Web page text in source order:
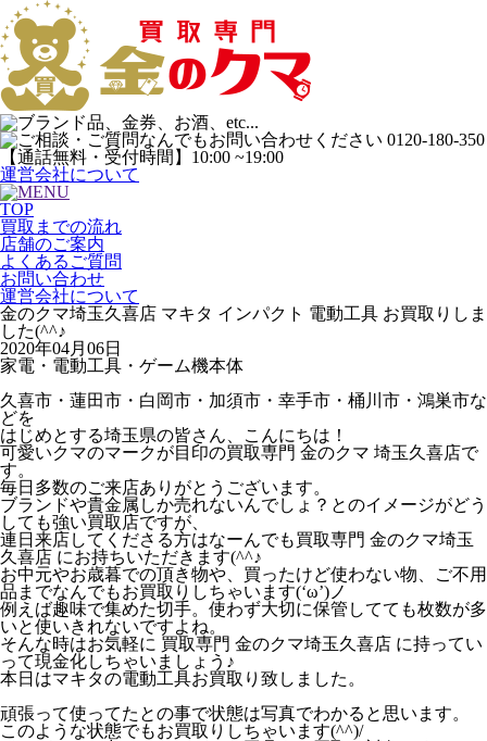
運営会社について
TOP
買取までの流れ
店舗のご案内
よくあるご質問
お問い合わせ
運営会社について
金のクマ埼玉久喜店 マキタ インパクト 電動工具 お買取りしま
した(^^♪
2020年04月06日
家電・電動工具・ゲーム機本体
久喜市・蓮田市・白岡市・加須市・幸手市・桶川市・鴻巣市な
どを
はじめとする埼玉県の皆さん、こんにちは！
可愛いクマのマークが目印の買取専門 金のクマ 埼玉久喜店で
す。
毎日多数のご来店ありがとうございます。
ブランドや貴金属しか売れないんでしょ？とのイメージがどう
しても強い買取店ですが、
連日来店してくださる方はなーんでも買取専門 金のクマ埼玉
久喜店 にお持ちいただきます(^^♪
お中元やお歳暮での頂き物や、買ったけど使わない物、ご不用
品までなんでもお買取りしちゃいます(‘ω’)ノ
例えば趣味で集めた切手。使わず大切に保管してても枚数が多
いと使いきれないですよね。
そんな時はお気軽に 買取専門 金のクマ埼玉久喜店 に持ってい
って現金化しちゃいましょう♪
本日はマキタの電動工具お買取り致しました。
頑張って使ってたとの事で状態は写真でわかると思います。
このような状態でもお買取りしちゃいます(^^)/